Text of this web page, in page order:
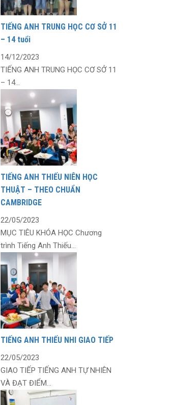
TIẾNG ANH TRUNG HỌC CƠ SỞ 11
– 14 tuổi
14/12/2023
TIẾNG ANH TRUNG HỌC CƠ SỞ 11
– 14...
TIẾNG ANH THIẾU NIÊN HỌC
THUẬT – THEO CHUẨN
CAMBRIDGE
22/05/2023
MỤC TIÊU KHÓA HỌC Chương
trình Tiếng Anh Thiếu...
TIẾNG ANH THIẾU NHI GIAO TIẾP
22/05/2023
GIAO TIẾP TIẾNG ANH TỰ NHIÊN
VÀ ĐẠT ĐIỂM...